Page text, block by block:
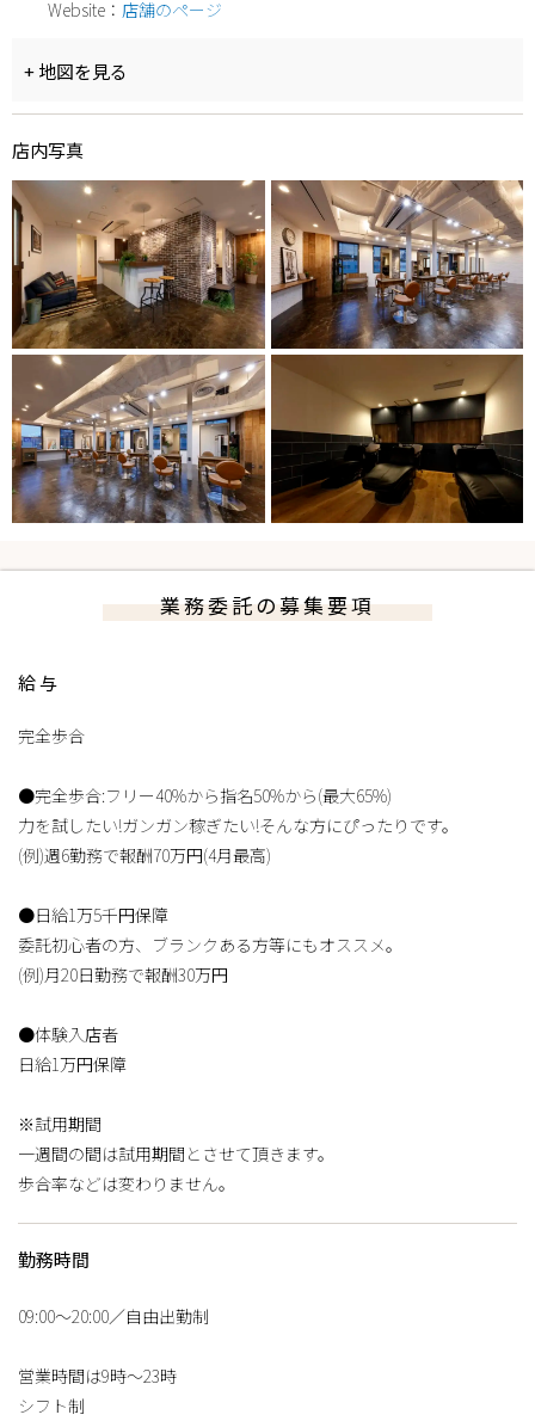
Website： 店舗のページ
+ 地図を見る
店内写真
業務委託の募集要項
給与
完全歩合
●完全歩合:フリー40%から指名50%から(最大65%)
力を試したい!ガンガン稼ぎたい!そんな方にぴったりです。
(例)週6勤務で報酬70万円(4月最高)
●日給1万5千円保障
委託初心者の方、ブランクある方等にもオススメ。
(例)月20日勤務で報酬30万円
●体験入店者
日給1万円保障
※試用期間
一週間の間は試用期間とさせて頂きます。
歩合率などは変わりません。
勤務時間
09:00〜20:00／自由出勤制
営業時間は9時〜23時
シフト制